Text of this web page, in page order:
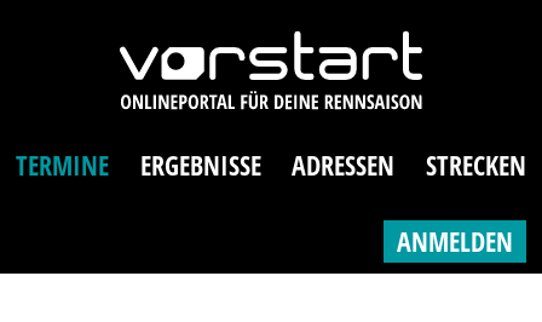
TERMINE ERGEBNISSE ADRESSEN STRECKEN
ANMELDEN